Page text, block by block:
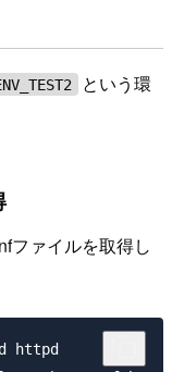
という環
ファイルを取得し
httpd